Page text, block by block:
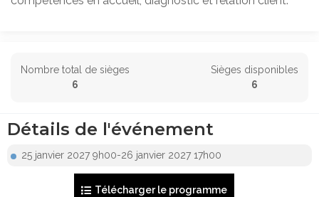
Nombre total de sièges
6
Sièges disponibles
6
Détails de l'événement
25 janvier 2027 9h00-26 janvier 2027 17h00
Télécharger le programme